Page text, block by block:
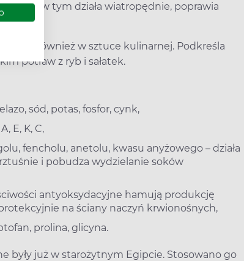
w tym działa wiatropędnie, poprawia
również w sztuce kulinarnej. Podkreśla
potraw z ryb i sałatek.
sód, potas, fosfor, cynk,
E, K, C,
fencholu, anetolu, kwasu anyżowego – działa
i pobudza wydzielanie soków
antyoksydacyjne hamują produkcję
na ściany naczyń krwionośnych,
prolina, glicyna.
były już w starożytnym Egipcie. Stosowano go